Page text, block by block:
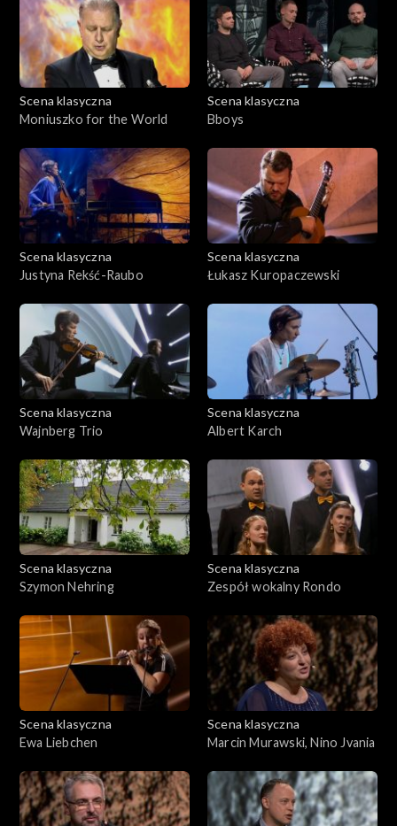
Scena klasyczna
Moniuszko for the World
Scena klasyczna
Bboys
Scena klasyczna
Justyna Rekść-Raubo
Scena klasyczna
Łukasz Kuropaczewski
Scena klasyczna
Wajnberg Trio
Scena klasyczna
Albert Karch
Scena klasyczna
Szymon Nehring
Scena klasyczna
Zespół wokalny Rondo
Scena klasyczna
Ewa Liebchen
Scena klasyczna
Marcin Murawski, Nino Jvania